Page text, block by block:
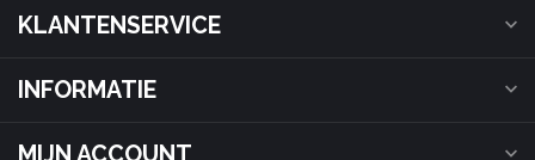
KLANTENSERVICE
INFORMATIE
MIJN ACCOUNT